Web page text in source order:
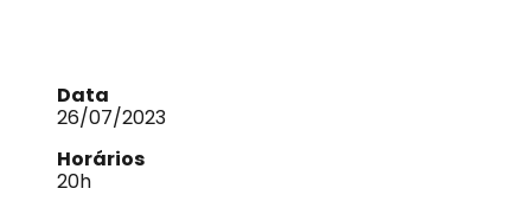
Data
26/07/2023
Horários
20h